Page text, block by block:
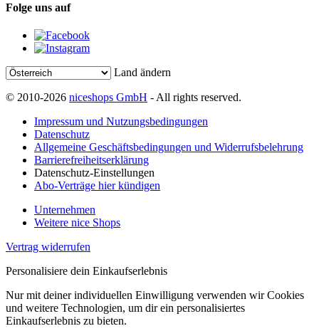
Folge uns auf
Land ändern
© 2010-2026 niceshops GmbH - All rights reserved.
Impressum und Nutzungsbedingungen
Datenschutz
Allgemeine Geschäftsbedingungen und Widerrufsbelehrung
Barrierefreiheitserklärung
Datenschutz-Einstellungen
Abo-Verträge hier kündigen
Unternehmen
Weitere nice Shops
Vertrag widerrufen
Personalisiere dein Einkaufserlebnis
Nur mit deiner individuellen Einwilligung verwenden wir Cookies
und weitere Technologien, um dir ein personalisiertes
Einkaufserlebnis zu bieten.